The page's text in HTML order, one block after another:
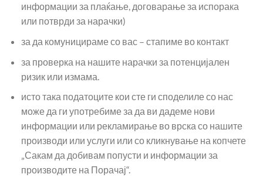
информации за плаќање, договарање за испорака
или потврди за нарачки)
за да комуницираме со вас – стапиме во контакт
за проверка на нашите нарачки за потенцијален
ризик или измама.
исто така податоците кои сте ги споделиле со нас
може да ги употребиме за да ви дадеме нови
информации или рекламирање во врска со нашите
производи или услуги или со кликнување на копчете
„Сакам да добивам попусти и информации за
производите на Порачај“.